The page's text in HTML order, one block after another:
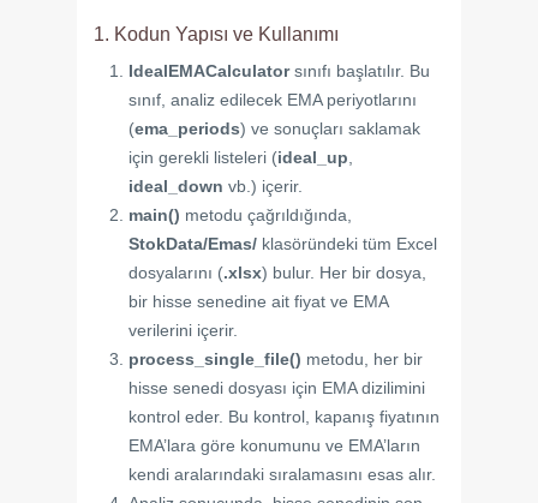
1. Kodun Yapısı ve Kullanımı
IdealEMACalculatorsınıfı başlatılır. Bu
sınıf, analiz edilecek EMA periyotlarını
(ema_periods) ve sonuçları saklamak
için gerekli listeleri (ideal_up,
ideal_down vb.) içerir.
main() metodu çağrıldığında,
StokData/Emas/ klasöründeki tüm Excel
dosyalarını (.xlsx) bulur. Her bir dosya,
bir hisse senedine ait fiyat ve EMA
verilerini içerir.
process_single_file() metodu, her bir
hisse senedi dosyası için EMA dizilimini
kontrol eder. Bu kontrol, kapanış fiyatının
EMA’lara göre konumunu ve EMA’ların
kendi aralarındaki sıralamasını esas alır.